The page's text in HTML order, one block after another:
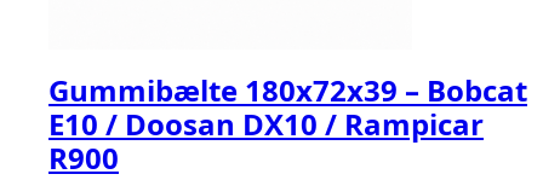
Gummibælte 180x72x39 – Bobcat
E10 / Doosan DX10 / Rampicar
R900